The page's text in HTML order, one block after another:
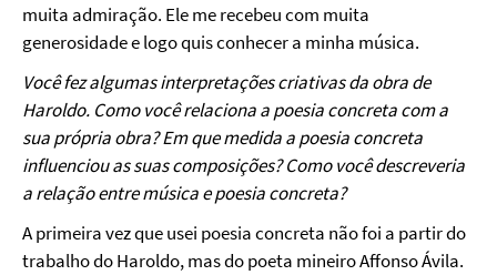
muita admiração. Ele me recebeu com muita
generosidade e logo quis conhecer a minha música.
Você fez algumas interpretações criativas da obra de
Haroldo. Como você relaciona a poesia concreta com a
sua própria obra? Em que medida a poesia concreta
influenciou as suas composições? Como você descreveria
a relação entre música e poesia concreta?
A primeira vez que usei poesia concreta não foi a partir do
trabalho do Haroldo, mas do poeta mineiro Affonso Ávila.